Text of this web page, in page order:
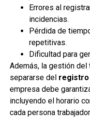
Errores al
incidencias.
Pérdida de
repetitivas.
Dificultad para
Además, la gestión del
separarse del registro
empresa debe
incluyendo el horario
cada persona